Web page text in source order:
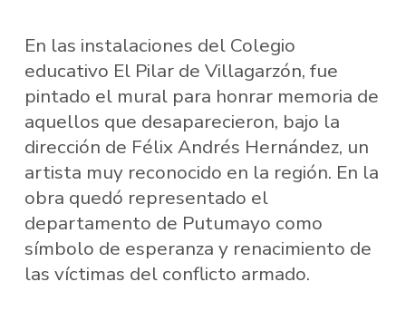
En las instalaciones del Colegio
educativo El Pilar de Villagarzón, fue
pintado el mural para honrar memoria de
aquellos que desaparecieron, bajo la
dirección de Félix Andrés Hernández, un
artista muy reconocido en la región. En la
obra quedó representado el
departamento de Putumayo como
símbolo de esperanza y renacimiento de
las víctimas del conflicto armado.